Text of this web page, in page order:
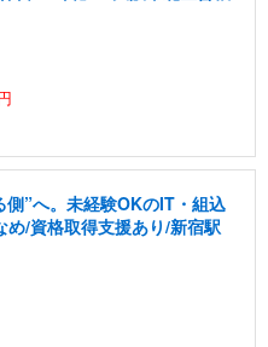
”へ。未経験OKのIT・組込
/資格取得支援あり/新宿駅